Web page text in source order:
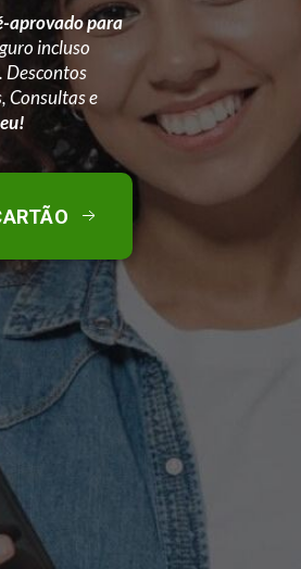
aprovado para
incluso
Descontos
Consultas e